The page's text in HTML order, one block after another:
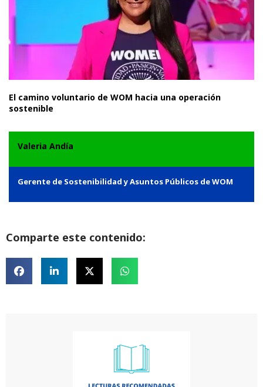
El camino voluntario de WOM hacia una operación
sostenible
Valeria Andía
Gerente de Sostenibilidad y Asuntos Públicos de WOM
Comparte este contenido: